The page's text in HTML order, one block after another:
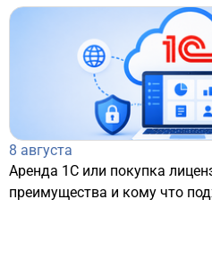
8 августа
Аренда 1С или покупка
преимущества и кому что